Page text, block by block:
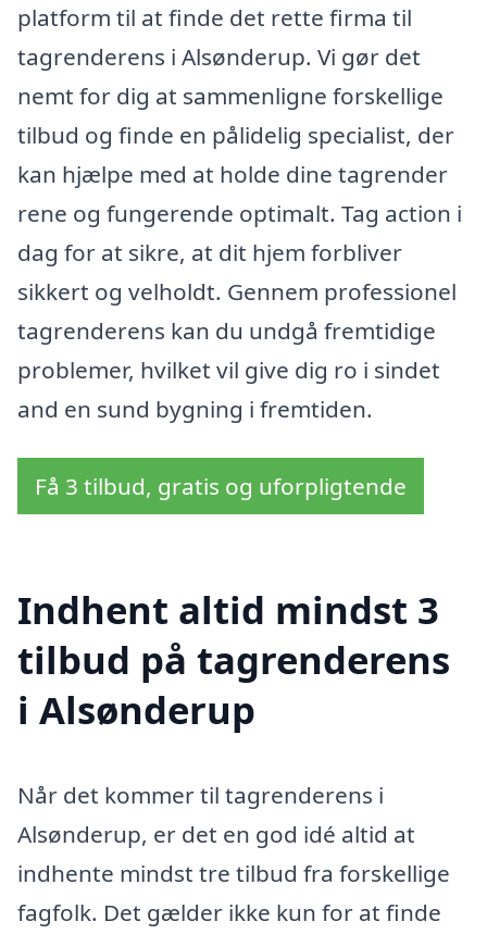
platform til at finde det rette firma til
tagrenderens i Alsønderup. Vi gør det
nemt for dig at sammenligne forskellige
tilbud og finde en pålidelig specialist, der
kan hjælpe med at holde dine tagrender
rene og fungerende optimalt. Tag action i
dag for at sikre, at dit hjem forbliver
sikkert og velholdt. Gennem professionel
tagrenderens kan du undgå fremtidige
problemer, hvilket vil give dig ro i sindet
and en sund bygning i fremtiden.
Få 3 tilbud, gratis og uforpligtende
Indhent altid mindst 3
tilbud på tagrenderens
i Alsønderup
Når det kommer til tagrenderens i
Alsønderup, er det en god idé altid at
indhente mindst tre tilbud fra forskellige
fagfolk. Det gælder ikke kun for at finde